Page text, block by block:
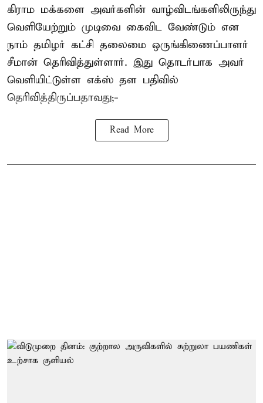
கிராம மக்களை அவர்களின் வாழ்விடங்களிலிருந்து
வெளியேற்றும் முடிவை கைவிட வேண்டும் என
நாம் தமிழர் கட்சி தலைமை ஒருங்கிணைப்பாளர்
சீமான் தெரிவித்துள்ளார். இது தொடர்பாக அவர்
வெளியிட்டுள்ள எக்ஸ் தள பதிவில்
தெரிவித்திருப்பதாவது;-
Read More